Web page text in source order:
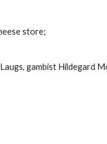
store;
gambist Hildegard